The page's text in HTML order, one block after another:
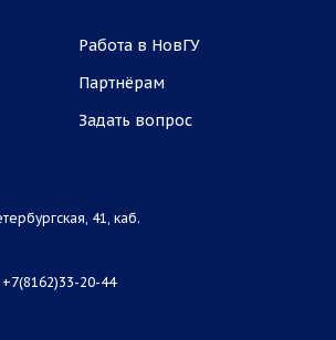
Работа в НовГУ
Партнёрам
Задать вопрос
41, каб.
20-44